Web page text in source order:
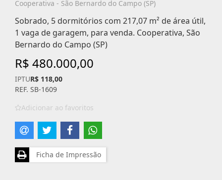
Cooperativa - São Bernardo do Campo (SP)
Sobrado, 5 dormitórios com 217,07 m² de área útil,
1 vaga de garagem, para venda. Cooperativa, São
Bernardo do Campo (SP)
R$ 480.000,00
IPTUR$ 118,00
REF. SB-1609
Adicionar ao favoritos
Ficha de Impressão